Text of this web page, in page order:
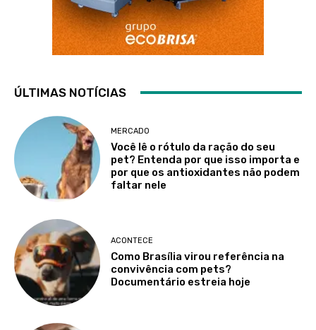
ÚLTIMAS NOTÍCIAS
MERCADO
Você lê o rótulo da ração do seu
pet? Entenda por que isso importa e
por que os antioxidantes não podem
faltar nele
ACONTECE
Como Brasília virou referência na
convivência com pets?
Documentário estreia hoje